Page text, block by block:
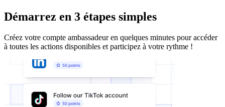
Démarrez en 3 étapes simples
Créez votre compte ambassadeur en quelques minutes pour accéder
à toutes les actions disponibles et participez à votre rythme !